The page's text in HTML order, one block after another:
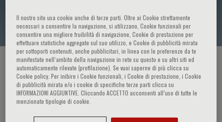
Frist Rosendaal
HOME PAGE / CORSI ED EVENTI / RELATORE
Il nostro sito usa cookie anche di terze parti. Oltre ai Cookie strettamente
necessari a consentire la navigazione, si utilizzano, Cookie funzionali per
consentire una migliore fruibilità di navigazione, Cookie di prestazione per
effettuare statistiche aggregate sul suo utilizzo, e Cookie di pubblicità mirata
per sottoporti contenuti, anche pubblicitari, in linea con le preferenze da te
manifestate nell‘ambito della navigazione in rete su questo e su altri siti ed
automaticamente rilevate (profilazione). Se vuoi saperne di più clicca su
Cookie policy. Per inibire i Cookie funzionali, i Cookie di prestazione, i Cookie
di pubblicità mirata e/o i cookie di specifiche terze parti clicca su
INFORMAZIONI AGGIUNTIVE. Cliccando ACCETTO acconsenti all’uso di tutte le
menzionate tipologie di cookie.